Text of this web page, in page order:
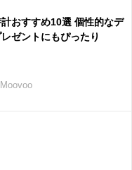
おすすめ10選 個性的なデ
ゼントにもぴったり
2025/03/28 Moovoo